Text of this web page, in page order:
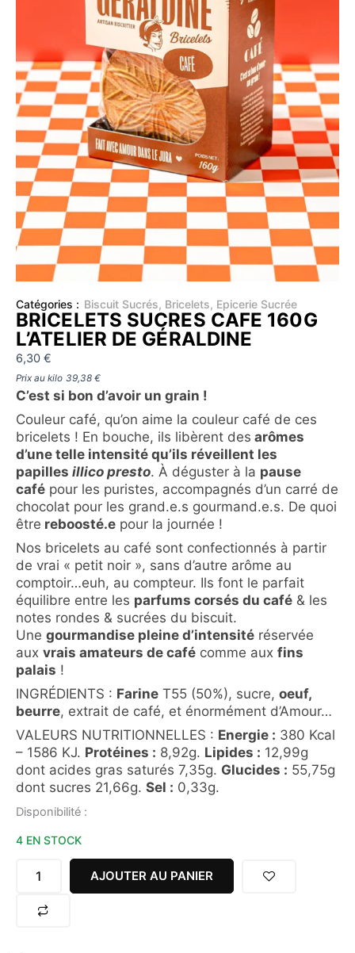
Catégories : Biscuit Sucrés, Bricelets, Epicerie Sucrée
BRICELETS SUCRES CAFE 160G
L’ATELIER DE GÉRALDINE
6,30 €
Prix au kilo 39,38 €
C’est si bon d’avoir un grain !
Couleur café, qu’on aime la couleur café de ces
bricelets ! En bouche, ils libèrent des arômes
d’une telle intensité qu’ils réveillent les
papilles illico presto. À déguster à la pause
café pour les puristes, accompagnés d’un carré de
chocolat pour les grand.e.s gourmand.e.s. De quoi
être reboosté.e pour la journée !
Nos bricelets au café sont confectionnés à partir
de vrai « petit noir », sans d’autre arôme au
comptoir…euh, au compteur. Ils font le parfait
équilibre entre les parfums corsés du café & les
notes rondes & sucrées du biscuit.
Une gourmandise pleine d’intensité réservée
aux vrais amateurs de café comme aux fins
palais !
INGRÉDIENTS : Farine T55 (50%), sucre, oeuf,
beurre, extrait de café, et énormément d’Amour…
VALEURS NUTRITIONNELLES : Energie : 380 Kcal
– 1586 KJ. Protéines : 8,92g. Lipides : 12,99g
dont acides gras saturés 7,35g. Glucides : 55,75g
dont sucres 21,66g. Sel : 0,33g.
Disponibilité :
4 EN STOCK
quantité
BRICELETS
CAFE
L'ATELIER
AJOUTER AU PANIER